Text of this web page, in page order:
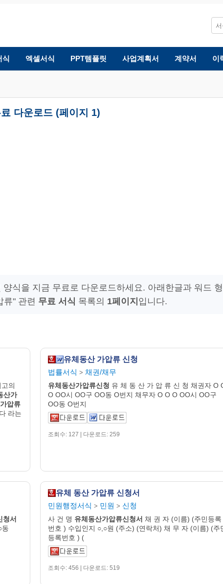
식 엑셀서식 PPT템플릿 사업계획서 계약서 이
다운로드 (페이지 1)
식을 지금 무료로 다운로드하세요. 아래한글과 워드 형
류" 관련 무료 서식 목록의 1페이지 입니다.
의
산가
가압류
라는
유체동산 가압류 신청
법률서식 > 채권/채무
유체동산가압류신청 유 체 동 산 가 압 류 신 청 채권자 O
O OO시 OO구 OO동 O번지 채무자 O O O OO시 OO구
OO동 O번지
조회수: 127 | 다운로드: 259
청서
동
유체 동산 가압류 신청서
민원행정서식 > 민원 > 신청
사 건 명 유체동산가압류신청서 채 권 자 (이름) (주민등록
번호 ) 수입인지 ○,○원 (주소) (연락처) 채 무 자 (이름) (주
등록번호 ) (
조회수: 456 | 다운로드: 519